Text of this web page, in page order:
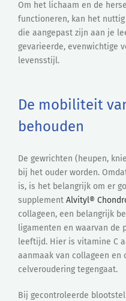
Om het lichaam en de
functioneren, kan het
die aangepast zijn aan je
gevarieerde, evenwichtige
levensstijl.
De mobiliteit
behouden
De gewrichten (heupen,
bij het ouder worden.
is, is het belangrijk om er
supplement Alvityl®
collageen, een belangrijk
ligamenten en waarvan de
leeftijd. Hier is vitamine C
aanmaak van collageen en
celveroudering tegengaat.
Bij gecontroleerde